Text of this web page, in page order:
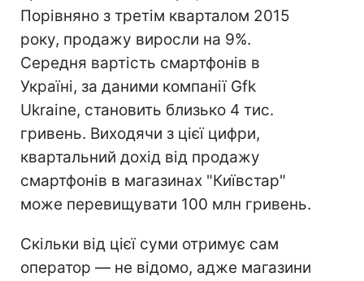
Порівняно з третім кварталом 2015
року, продажу виросли на 9%.
Середня вартість смартфонів в
Україні, за даними компанії Gfk
Ukraine, становить близько 4 тис.
гривень. Виходячи з цієї цифри,
квартальний дохід від продажу
смартфонів в магазинах "Київстар"
може перевищувати 100 млн гривень.
Скільки від цієї суми отримує сам
оператор — не відомо, адже магазини